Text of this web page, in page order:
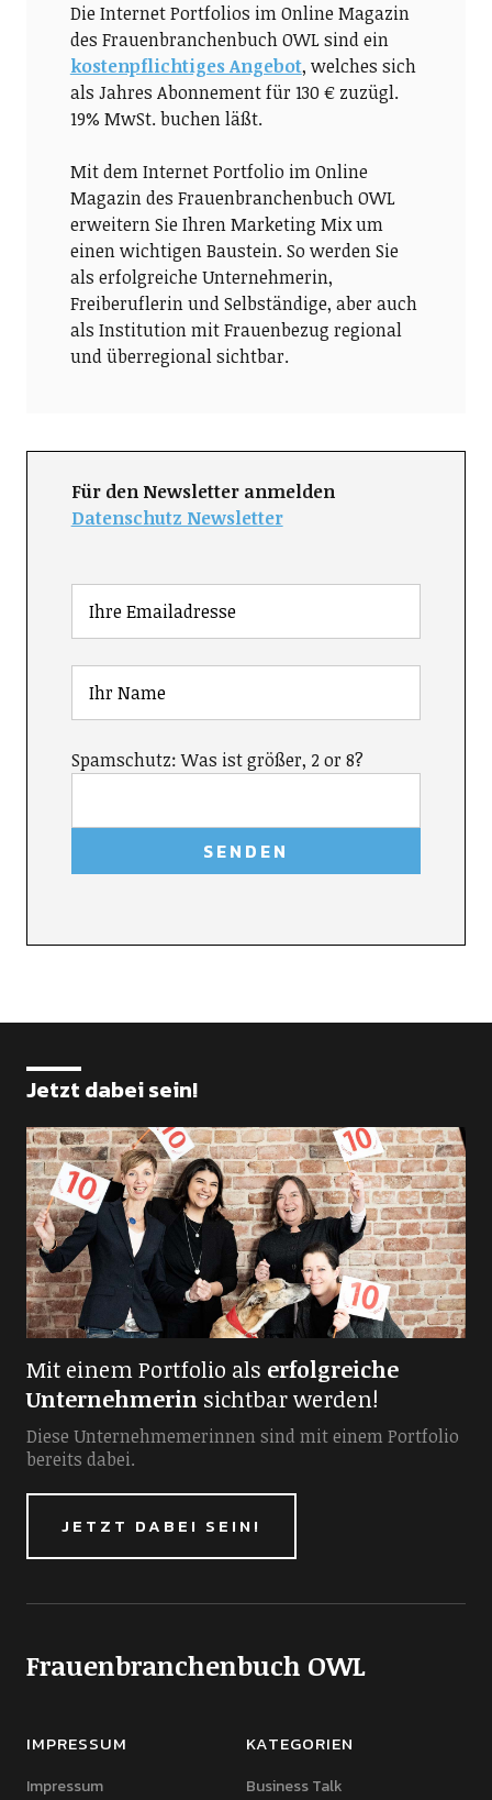
Die Internet Portfolios im Online Magazin
des Frauenbranchenbuch OWL sind ein
kostenpflichtiges Angebot, welches sich
als Jahres Abonnement für 130 € zuzügl.
19% MwSt. buchen läßt.
Mit dem Internet Portfolio im Online
Magazin des Frauenbranchenbuch OWL
erweitern Sie Ihren Marketing Mix um
einen wichtigen Baustein. So werden Sie
als erfolgreiche Unternehmerin,
Freiberuflerin und Selbständige, aber auch
als Institution mit Frauenbezug regional
und überregional sichtbar.
Für den Newsletter anmelden
Datenschutz Newsletter
Spamschutz: Was ist größer, 2 or 8?
Jetzt dabei sein!
Mit einem Portfolio als erfolgreiche
Unternehmerinsichtbar werden!
Diese Unternehmemerinnen sind mit einem Portfolio
bereits dabei.
JETZT DABEI SEIN!
Frauenbranchenbuch OWL
IMPRESSUM
Impressum
KATEGORIEN
Business Talk